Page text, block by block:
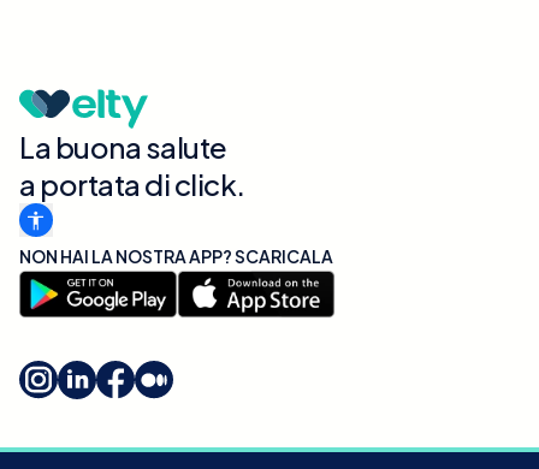
La buona salute
a portata di click.
NON HAI LA NOSTRA APP? SCARICALA